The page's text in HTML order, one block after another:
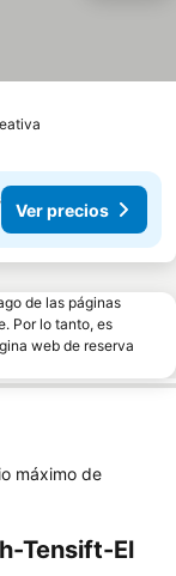
Ver precios
de las páginas
Por lo tanto, es
web de reserva
máximo de
Tensift-El